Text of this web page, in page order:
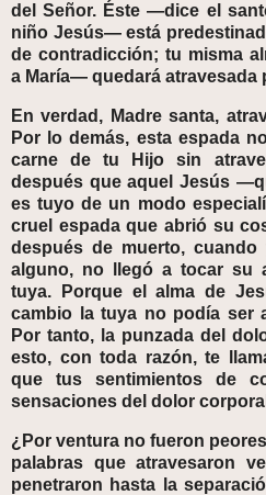
del Señor. Éste —dice el
niño Jesús— está
de contradicción; tu misma
a María— quedará atravesada
En verdad, Madre santa,
Por lo demás, esta espada
carne de tu Hijo sin
después que aquel Jesús
es tuyo de un modo
cruel espada que abrió su
después de muerto,
alguno, no llegó a tocar su
tuya. Porque el alma de
cambio la tuya no podía ser
Por tanto, la punzada del
esto, con toda razón, te
que tus sentimientos de
sensaciones del dolor
¿Por ventura no fueron
palabras que atravesaron
penetraron hasta la